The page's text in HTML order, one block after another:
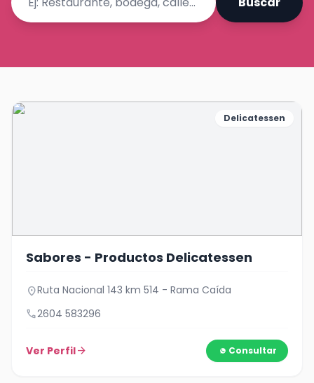
Delicatessen
Sabores - Productos Delicatessen
location_onRuta Nacional 143 km 514 - Rama Caída
call2604 583296
Ver Perfilarrow_forward Consultar